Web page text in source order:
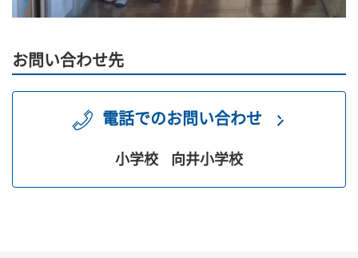
お問い合わせ先
電話でのお問い合わせ
小学校 向井小学校